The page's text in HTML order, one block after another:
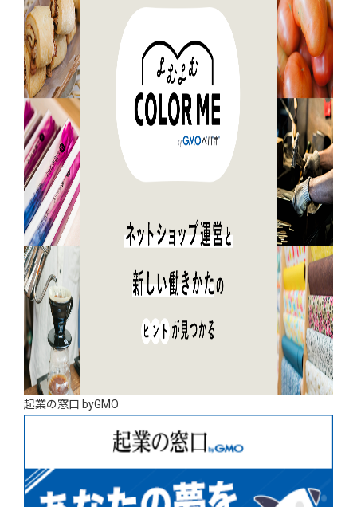
起業の窓口 byGMO